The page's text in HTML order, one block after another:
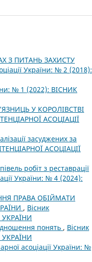
З ПИТАНЬ ЗАХИСТУ
України: № 2 (2018):
№ 1 (2022): ВІСНИК
У КОРОЛІВСТВІ
АСОЦІАЦІЇ
засуджених за
АСОЦІАЦІЇ
робіт з реставрації
України: № 4 (2024):
ПРАВА ОБІЙМАТИ
, Вісник
УКРАЇНИ
понять , Вісник
УКРАЇНИ
асоціації України: №